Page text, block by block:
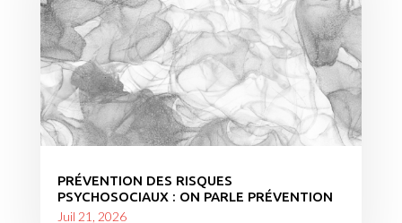
PRÉVENTION DES RISQUES
PSYCHOSOCIAUX : ON PARLE PRÉVENTION
Juil 21, 2026